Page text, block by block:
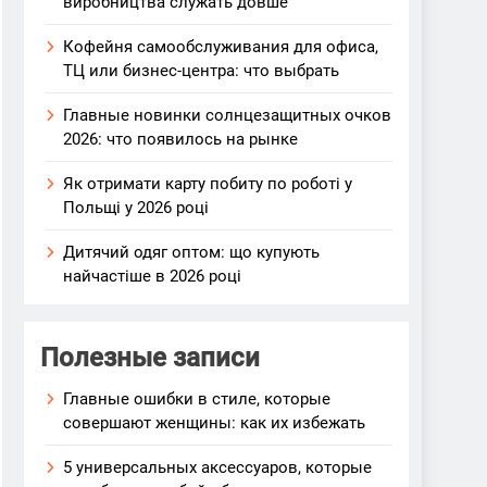
Кофейня самообслуживания для офиса,
ТЦ или бизнес-центра: что выбрать
Главные новинки солнцезащитных очков
2026: что появилось на рынке
Як отримати карту побиту по роботі у
Польщі у 2026 році
Дитячий одяг оптом: що купують
найчастіше в 2026 році
Полезные записи
Главные ошибки в стиле, которые
совершают женщины: как их избежать
5 универсальных аксессуаров, которые